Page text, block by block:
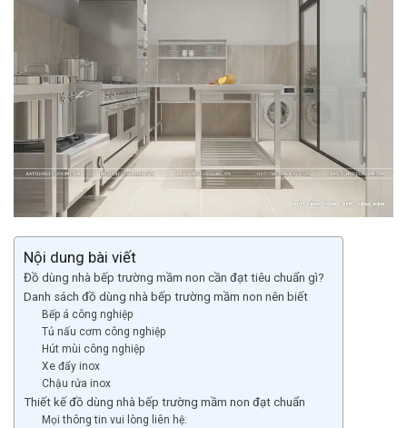
Nội dung bài viết
Đồ dùng nhà bếp trường mầm non cần đạt tiêu chuẩn gì?
Danh sách đồ dùng nhà bếp trường mầm non nên biết
Bếp á công nghiệp
Tủ nấu cơm công nghiệp
Hút mùi công nghiệp
Xe đẩy inox
Chậu rửa inox
Thiết kế đồ dùng nhà bếp trường mầm non đạt chuẩn
Mọi thông tin vui lòng liên hệ: